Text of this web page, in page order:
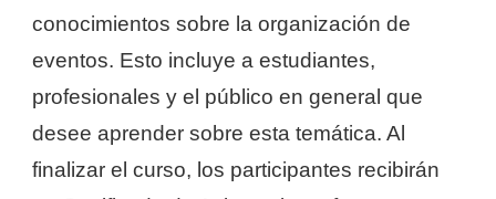
conocimientos sobre la organización de
eventos. Esto incluye a estudiantes,
profesionales y el público en general que
desee aprender sobre esta temática. Al
finalizar el curso, los participantes recibirán